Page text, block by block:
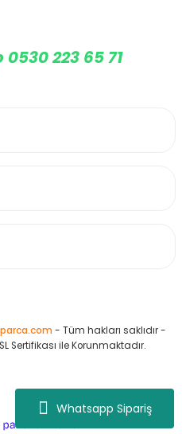
Whatsapp Sipariş
223 65 71
- Tüm hakları saklıdır -
Sertifikası ile Korunmaktadır.